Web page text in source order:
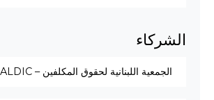
الشركاء
الجمعية اللبنانية لحقوق المكلفين – ALDIC